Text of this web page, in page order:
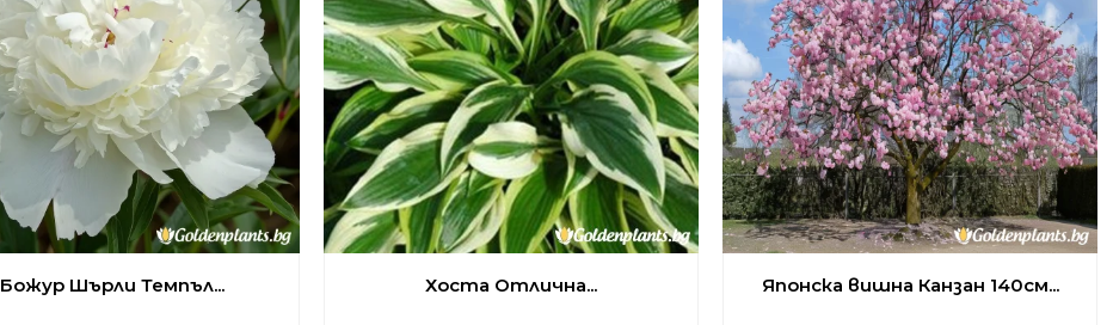
Божур Шърли Темпъл... Хоста Отлична... Японска вишна Канзан 140см...